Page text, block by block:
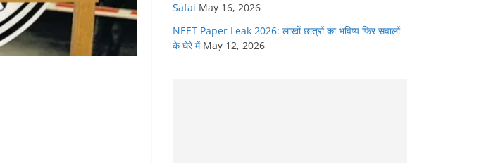
Safai May 16, 2026
NEET Paper Leak 2026: लाखों छात्रों का भविष्य फिर सवालों
के घेरे में May 12, 2026